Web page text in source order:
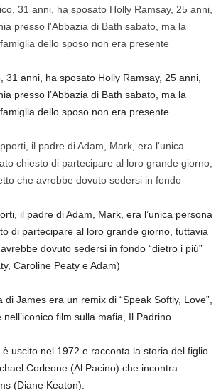
31 anni, ha sposato Holly Ramsay, 25 anni,
presso l’Abbazia di Bath sabato, ma la
dello sposo non era presente
il padre di Adam, Mark, era l’unica persona
di partecipare al loro grande giorno, tuttavia
dovuto sedersi in fondo “dietro i più”
Caroline Peaty e Adam)
James era un remix di “Speak Softly, Love”,
film sulla mafia, Il Padrino.
uscito nel 1972 e racconta la storia del figlio
Corleone (Al Pacino) che incontra
(Diane Keaton).